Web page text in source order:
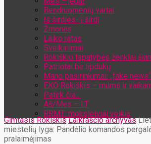
Bendruomenių vartai
Iš širdies- į širdį
Žmonės
Laiko ratas
Sveikinimai
Rokiškio tapatybės ženklai
Patriotai be lipdukų
Mano pasirinkimai: „fake news“
EKO Rokiškis – mums ir
Patirk čia…
Aš/Mes – LT
RRMT: moksleiviai veikia
Gimtasis Rokiškis Laikraščio archyvas
miestelių lyga: Pandėlio komandos
pralaimėjimas